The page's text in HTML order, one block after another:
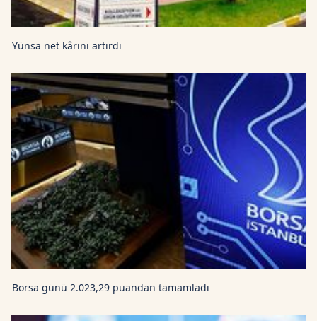
Yünsa net kârını artırdı
Borsa günü 2.023,29 puandan tamamladı